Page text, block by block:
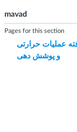
mavad
Pages for this section
عملیات حرارتی
و پوشش‌ دهی